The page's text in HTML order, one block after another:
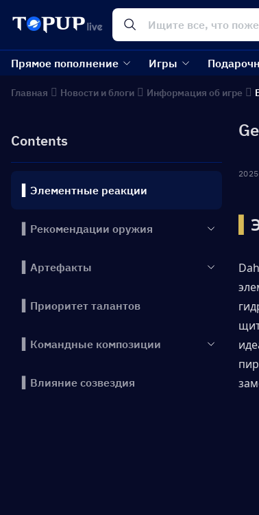
Прямое пополнение Игры
Главная Новости и блоги Информация об игре
Contents
▍Элементные реакции
▍Рекомендации оружия
▍Артефакты
▍Приоритет талантов
▍Командные композиции
▍Влияние созвездия